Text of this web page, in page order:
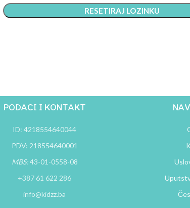
RESETIRAJ LOZINKU
PODACI I KONTAKT
ID: 4218554640044
PDV: 218554640001
MBS:43-01-0558-08
+387 61 622 286
info@kidzz.ba